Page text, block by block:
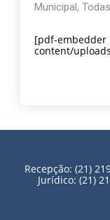
Municipal,Todas
[pdf-embedder
content/
Recepção: (21)
Jurídico: (21)